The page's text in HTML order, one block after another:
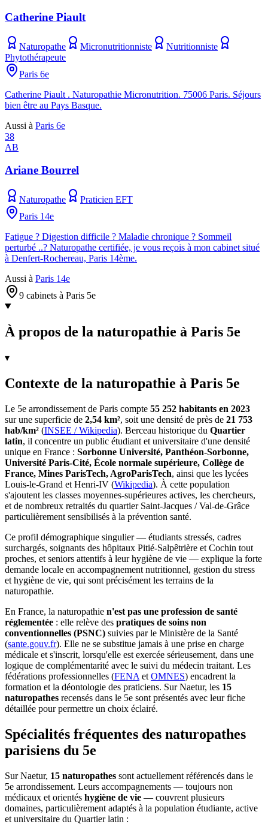
Catherine Piault
Naturopathe Micronutritionniste
Nutritionniste
Phytothérapeute
Paris 6e
Catherine Piault . Naturopathie Micronutrition. 75006 Paris. Séjours
bien être au Pays Basque.
Aussi à Paris 6e
38
AB
Ariane Bourrel
Naturopathe
Praticien EFT
Paris 14e
Fatigue ? Digestion difficile ? Maladie chronique ? Sommeil
perturbé ..? Naturopathe certifiée, je vous reçois à mon cabinet situé
à Denfert-Rochereau, Paris 14ème.
Aussi à Paris 14e
9 cabinets à Paris 5e
À propos de la naturopathie à Paris 5e
▾
Contexte de la naturopathie à Paris 5e
Le 5e arrondissement de Paris compte 55 252 habitants en 2023
sur une superficie de 2,54 km², soit une densité de près de 21 753
hab/km² (INSEE / Wikipedia). Berceau historique du Quartier
latin, il concentre un public étudiant et universitaire d'une densité
unique en France : Sorbonne Université, Panthéon-Sorbonne,
Université Paris-Cité, École normale supérieure, Collège de
France, Mines ParisTech, AgroParisTech, ainsi que les lycées
Louis-le-Grand et Henri-IV (Wikipedia). À cette population
s'ajoutent les classes moyennes-supérieures actives, les chercheurs,
et de nombreux retraités du quartier Saint-Jacques / Val-de-Grâce
particulièrement sensibilisés à la prévention santé.
Ce profil démographique singulier — étudiants stressés, cadres
surchargés, soignants des hôpitaux Pitié-Salpêtrière et Cochin tout
proches, et seniors attentifs à leur hygiène de vie — explique la forte
demande locale en accompagnement nutritionnel, gestion du stress
et hygiène de vie, qui sont précisément les terrains de la
naturopathie.
En France, la naturopathie n'est pas une profession de santé
réglementée : elle relève des pratiques de soins non
conventionnelles (PSNC) suivies par le Ministère de la Santé
(sante.gouv.fr). Elle ne se substitue jamais à une prise en charge
médicale et s'inscrit, lorsqu'elle est exercée sérieusement, dans une
logique de complémentarité avec le suivi du médecin traitant. Les
fédérations professionnelles (FENA et OMNES) encadrent la
formation et la déontologie des praticiens. Sur Naetur, les 15
naturopathes recensés dans le 5e sont présentés avec leur fiche
détaillée pour permettre un choix éclairé.
Spécialités fréquentes des naturopathes
parisiens du 5e
Sur Naetur, 15 naturopathes sont actuellement référencés dans le
5e arrondissement. Leurs accompagnements — toujours non
médicaux et orientés hygiène de vie — couvrent plusieurs
domaines, particulièrement adaptés à la population étudiante, active
et universitaire du Quartier latin :